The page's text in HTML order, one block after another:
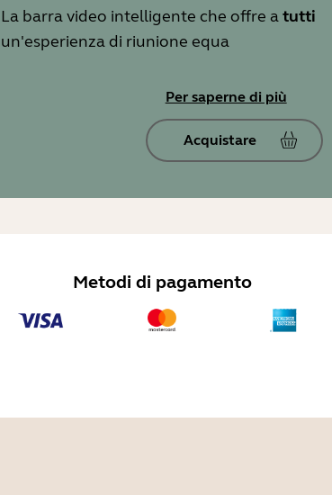
La barra video intelligente che offre atutti
un'esperienza di riunione equa
Per saperne di più
Acquistare
Metodi di pagamento